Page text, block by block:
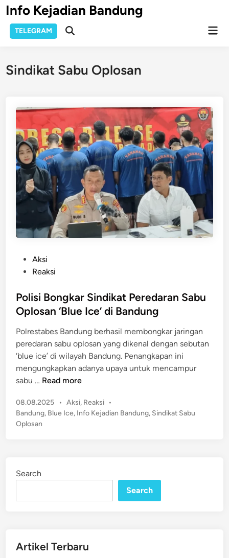
Skip
to
content
Info Kejadian Bandung
TELEGRAM
Open
Sindikat Sabu Oplosan
t
e
i
n
Aksi
Reaksi
Polisi Bongkar Sindikat Peredaran Sabu
Oplosan ‘Blue Ice’ di Bandung
Polrestabes Bandung berhasil membongkar jaringan
peredaran sabu oplosan yang dikenal dengan sebutan
‘blue ice’ di wilayah Bandung. Penangkapan ini
mengungkapkan adanya upaya untuk mencampur
sabu … P
l
i
s
n
k
i
Read more
08.08.2025 • P
o
Aksi, Reaksi •
Bandung, Blue Ice, Info Kejadian Bandung, Sindikat Sabu
Oplosan
Search
Search
Artikel Terbaru